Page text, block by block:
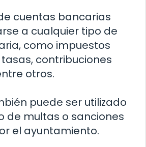
cuentas bancarias
a cualquier tipo de
como impuestos
contribuciones
otros.
puede ser utilizado
de multas o sanciones
el ayuntamiento.